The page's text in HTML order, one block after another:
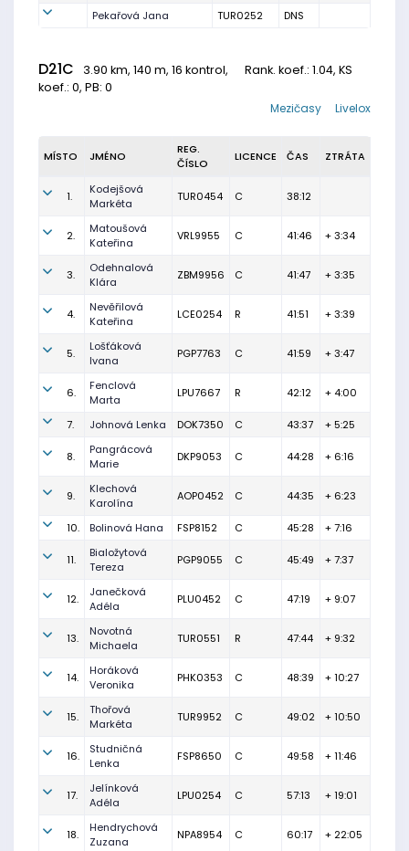
Pekařová Jana
TUR0252 DNS
D21C 3.90 km, 140 m, 16 kontrol, Rank. koef.: 1.04, KS
koef.: 0, PB: 0
Livelox
Mezičasy
MÍSTO JMÉNO
REG.
ČÍSLO
LICENCE ČAS ZTRÁTA
1.
Kodejšová
Markéta
TUR0454 C 38:12
2.
Matoušová
Kateřina
VRL9955 C 41:46 + 3:34
3.
Odehnalová
Klára
ZBM9956 C 41:47 + 3:35
4.
Nevěřilová
Kateřina
LCE0254 R 41:51 + 3:39
5.
Lošťáková
Ivana
PGP7763 C 41:59 + 3:47
6.
Fenclová
Marta
LPU7667 R 42:12 + 4:00
7. Johnová Lenka DOK7350 C 43:37 + 5:25
8.
Pangrácová
Marie
DKP9053 C 44:28 + 6:16
9.
Klechová
Karolína
AOP0452 C 44:35 + 6:23
10. Bolinová Hana FSP8152 C 45:28 + 7:16
11.
Bialožytová
Tereza
PGP9055 C 45:49 + 7:37
12.
Janečková
Adéla
PLU0452 C 47:19 + 9:07
13.
Novotná
Michaela
TUR0551 R 47:44 + 9:32
14.
Horáková
Veronika
PHK0353 C 48:39 + 10:27
15.
Thořová
Markéta
TUR9952 C 49:02 + 10:50
16.
Studničná
Lenka
FSP8650 C 49:58 + 11:46
17.
Jelínková
Adéla
LPU0254 C 57:13 + 19:01
18.
Hendrychová
Zuzana
NPA8954 C 60:17 + 22:05